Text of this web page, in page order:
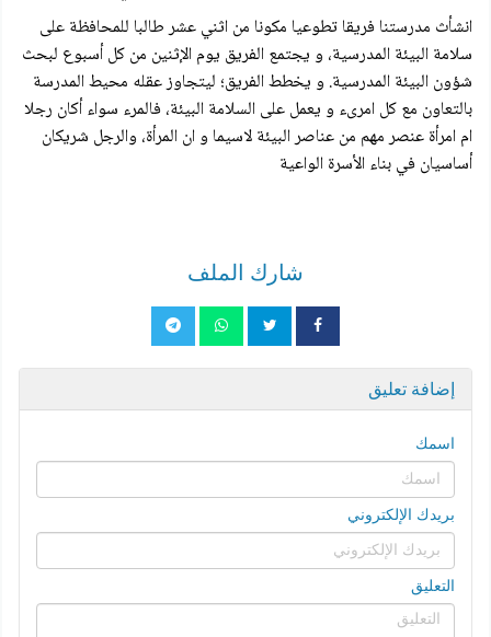
انشأث مدرستنا فريقا تطوعيا مكونا من اثني عشر طالبا للمحافظة على
سلامة البيئة المدرسية، و يجتمع الفريق يوم الإثنين من كل أسبوع لبحث
شؤون البيئة المدرسية. و يخطط الفريق؛ ليتجاوز عقله محيط المدرسة
بالتعاون مع كل امریء و يعمل على السلامة البيئة، فالمرء سواء أكان رجلا
ام امرأة عنصر مهم من عناصر البيئة لاسيما و ان المرأة، والرجل شریکان
أساسيان في بناء الأسرة الواعية
شارك الملف
إضافة تعليق
اسمك
بريدك الإلكتروني
التعليق